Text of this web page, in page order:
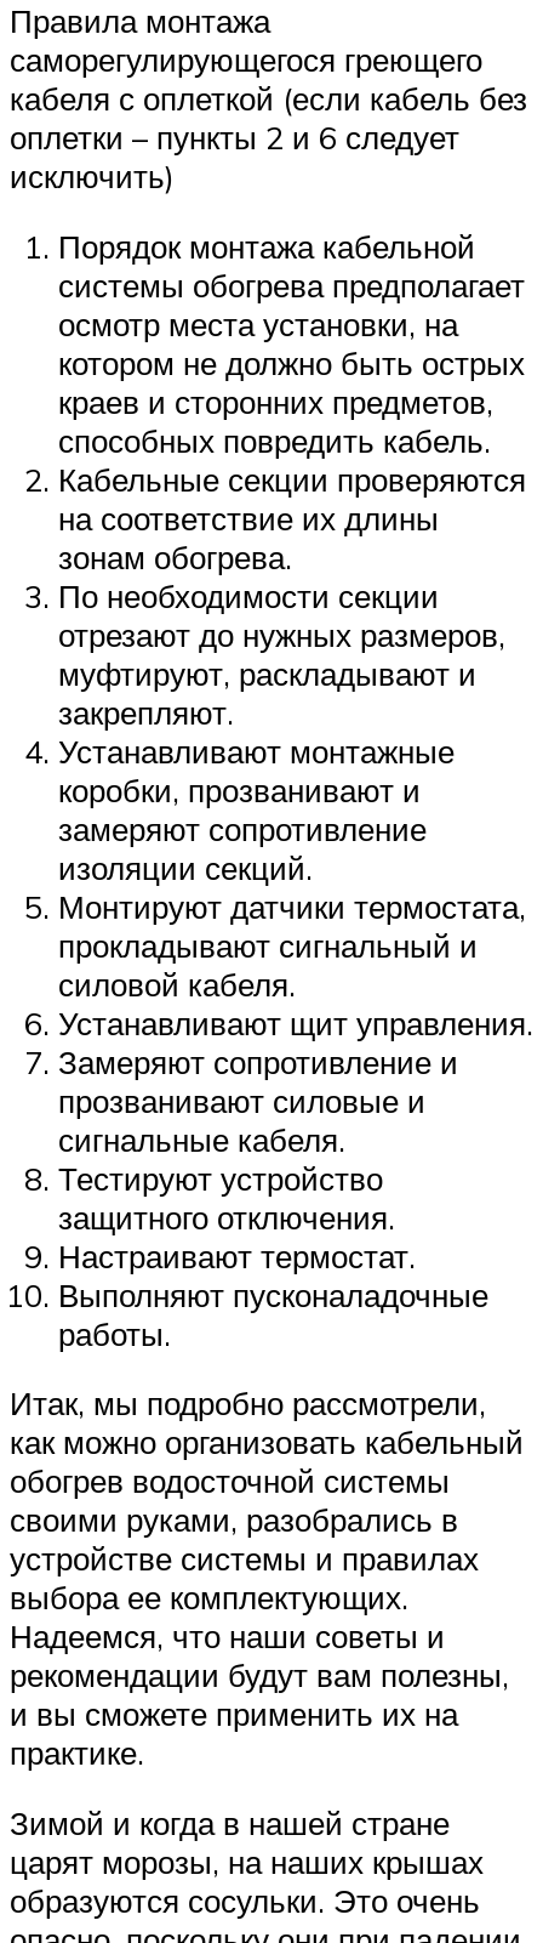
Правила монтажа
саморегулирующегося греющего
кабеля с оплеткой (если кабель без
оплетки – пункты 2 и 6 следует
исключить)
Порядок монтажа кабельной
системы обогрева предполагает
осмотр места установки, на
котором не должно быть острых
краев и сторонних предметов,
способных повредить кабель.
Кабельные секции проверяются
на соответствие их длины
зонам обогрева.
По необходимости секции
отрезают до нужных размеров,
муфтируют, раскладывают и
закрепляют.
Устанавливают монтажные
коробки, прозванивают и
замеряют сопротивление
изоляции секций.
Монтируют датчики термостата,
прокладывают сигнальный и
силовой кабеля.
Устанавливают щит управления.
Замеряют сопротивление и
прозванивают силовые и
сигнальные кабеля.
Тестируют устройство
защитного отключения.
Настраивают термостат.
Выполняют пусконаладочные
работы.
Итак, мы подробно рассмотрели,
как можно организовать кабельный
обогрев водосточной системы
своими руками, разобрались в
устройстве системы и правилах
выбора ее комплектующих.
Надеемся, что наши советы и
рекомендации будут вам полезны,
и вы сможете применить их на
практике.
Зимой и когда в нашей стране
царят морозы, на наших крышах
образуются сосульки. Это очень